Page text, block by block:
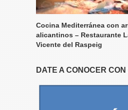
Cocina Mediterránea con
alicantinos – Restaurante
Vicente del Raspeig
DATE A CONOCER